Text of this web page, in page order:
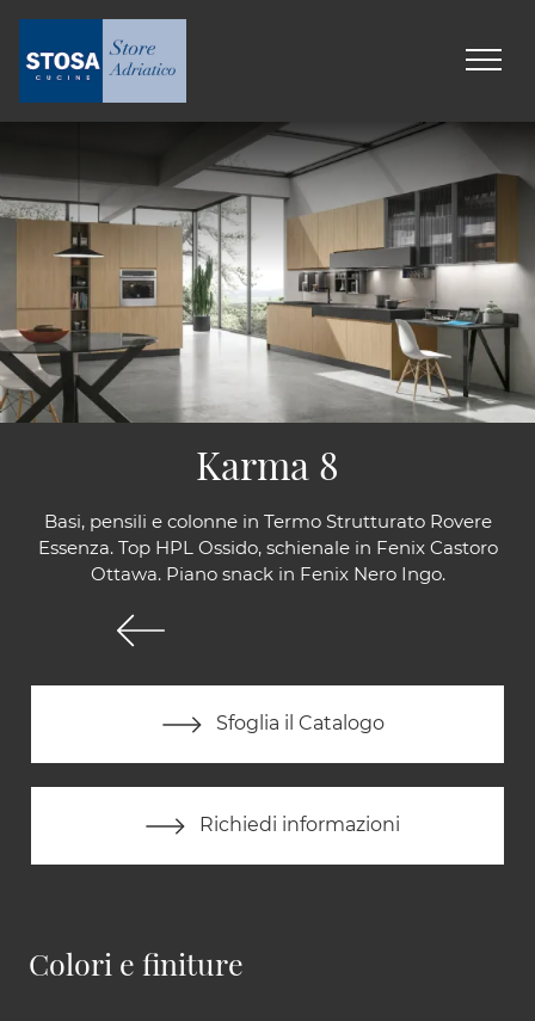
Basi, pensili e colonne in Termo Strutturato Rovere
Essenza. Top HPL Ossido, schienale in Fenix Castoro
Ottawa. Piano snack in Fenix Nero Ingo.
Sfoglia il Catalogo
Richiedi informazioni
Karma 8
Colori e finiture